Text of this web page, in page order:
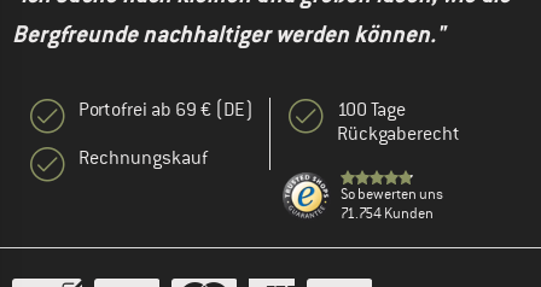
Bergfreunde nachhaltiger werden können."
Portofrei ab 69 € (DE)
Rechnungskauf
100 Tage
Rückgaberecht
So bewerten uns
71.754 Kunden